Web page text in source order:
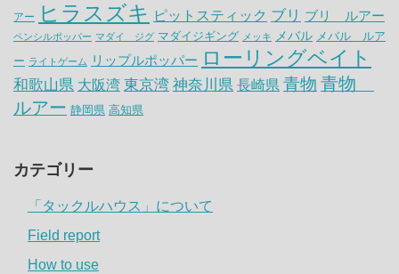
アー ヒラスズキ ピットスティック ブリ ブリ ルアー
ペンシルポッパー マダイ ジグ マダイジギング メッキ メバル メバル ルア
ー ライトゲーム リップルポッパー ローリングベイト
和歌山県 大阪湾 東京湾 神奈川県 長崎県 青物 青物
ルアー 静岡県 高知県
カテゴリー
「タックルハウス」について
Field report
How to use